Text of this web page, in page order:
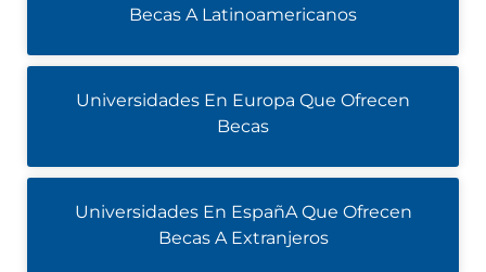
Becas A Latinoamericanos
Universidades En Europa Que Ofrecen
Becas
Universidades En EspañA Que Ofrecen
Becas A Extranjeros